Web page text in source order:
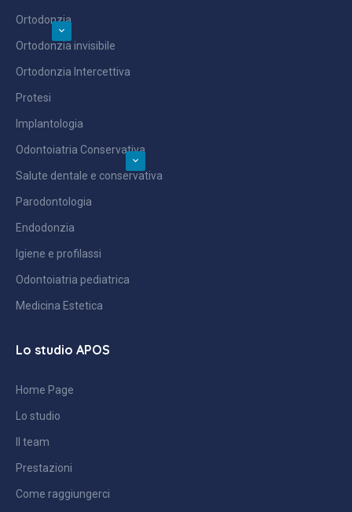
Ortodonzia
Ortodonzia invisibile
Ortodonzia Intercettiva
Protesi
Implantologia
Odontoiatria Conservativa
Salute dentale e conservativa
Parodontologia
Endodonzia
Igiene e profilassi
Odontoiatria pediatrica
Medicina Estetica
Lo studio APOS
Home Page
Lo studio
Il team
Prestazioni
Come raggiungerci